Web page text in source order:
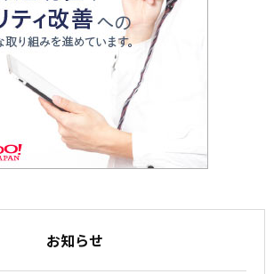
お知らせ